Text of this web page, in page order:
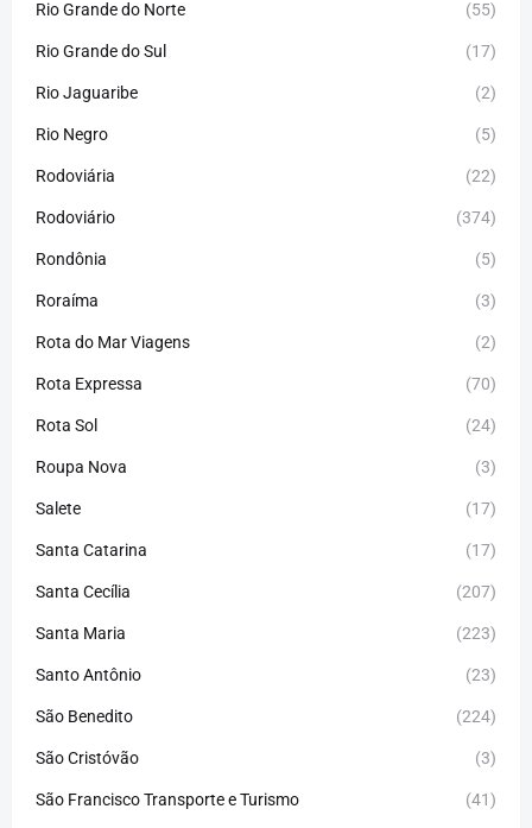
Rio Grande do Norte (55)
Rio Grande do Sul (17)
Rio Jaguaribe (2)
Rio Negro (5)
Rodoviária (22)
Rodoviário (374)
Rondônia (5)
Roraíma (3)
Rota do Mar Viagens (2)
Rota Expressa (70)
Rota Sol (24)
Roupa Nova (3)
Salete (17)
Santa Catarina (17)
Santa Cecília (207)
Santa Maria (223)
Santo Antônio (23)
São Benedito (224)
São Cristóvão (3)
São Francisco Transporte e Turismo (41)